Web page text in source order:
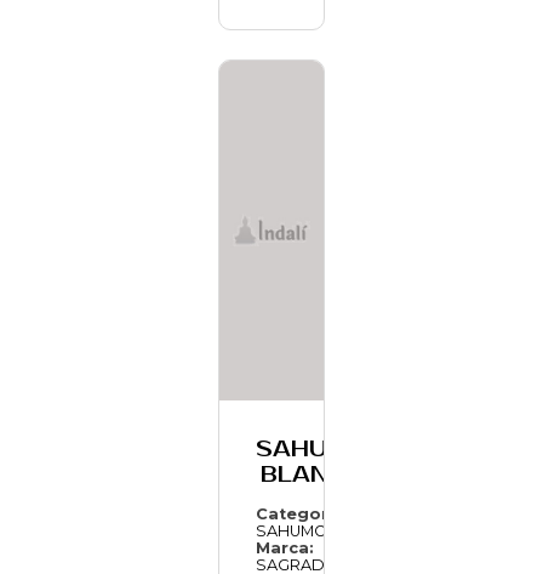
SAHUMO
BLANCO
Categoría:
SAHUMO
Marca:
SAGRADA